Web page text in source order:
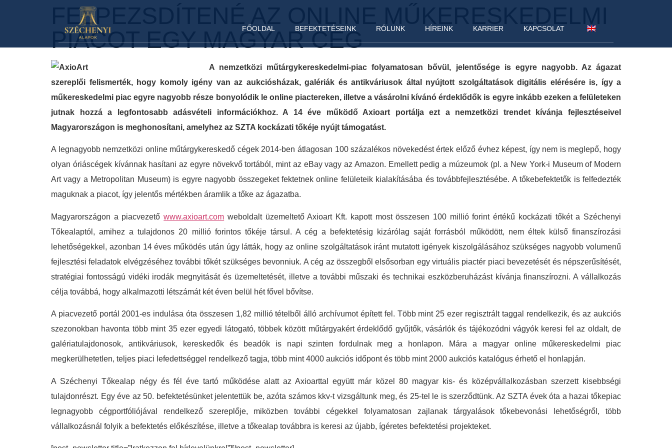
FŐOLDAL BEFEKTETÉSEINK RÓLUNK HÍREINK KARRIER KAPCSOLAT
FELPEZSDÍTENÉ AZ ONLINE MŰKERESKEDELMI
PIACOT EGY MAGYAR CÉG
A nemzetközi műtárgykereskedelmi-piac folyamatosan bővül, jelentősége is egyre nagyobb. Az ágazat
szereplői felismerték, hogy komoly igény van az aukciósházak, galériák és antikváriusok által nyújtott szolgáltatások digitális elérésére is, így a
műkereskedelmi piac egyre nagyobb része bonyolódik le online piactereken, illetve a vásárolni kívánó érdeklődők is egyre inkább ezeken a felületeken
jutnak hozzá a legfontosabb adásvételi információkhoz. A 14 éve működő Axioart portálja ezt a nemzetközi trendet kívánja fejlesztéseivel
Magyarországon is meghonosítani, amelyhez az SZTA kockázati tőkéje nyújt támogatást.
A legnagyobb nemzetközi online műtárgykereskedő cégek 2014-ben átlagosan 100 százalékos növekedést értek előző évhez képest, így nem is meglepő, hogy
olyan óriáscégek kívánnak hasítani az egyre növekvő tortából, mint az eBay vagy az Amazon. Emellett pedig a múzeumok (pl. a New York-i Museum of Modern
Art vagy a Metropolitan Museum) is egyre nagyobb összegeket fektetnek online felületeik kialakításába és továbbfejlesztésébe. A tőkebefektetők is felfedezték
maguknak a piacot, így jelentős mértékben áramlik a tőke az ágazatba.
Magyarországon a piacvezetőwww.axioart.com weboldalt üzemeltető Axioart Kft. kapott most összesen 100 millió forint értékű kockázati tőkét a Széchenyi
Tőkealaptól, amihez a tulajdonos 20 millió forintos tőkéje társul. A cég a befektetésig kizárólag saját forrásból működött, nem éltek külső finanszírozási
lehetőségekkel, azonban 14 éves működés után úgy látták, hogy az online szolgáltatások iránt mutatott igények kiszolgálásához szükséges nagyobb volumenű
fejlesztési feladatok elvégzéséhez további tőkét szükséges bevonniuk. A cég az összegből elsősorban egy virtuális piactér piaci bevezetését és népszerűsítését,
stratégiai fontosságú vidéki irodák megnyitását és üzemeltetését, illetve a további műszaki és technikai eszközberuházást kívánja finanszírozni. A vállalkozás
célja továbbá, hogy alkalmazotti létszámát két éven belül hét fővel bővítse.
A piacvezető portál 2001-es indulása óta összesen 1,82 millió tételből álló archívumot épített fel. Több mint 25 ezer regisztrált taggal rendelkezik, és az aukciós
szezonokban havonta több mint 35 ezer egyedi látogató, többek között műtárgyakért érdeklődő gyűjtők, vásárlók és tájékozódni vágyók keresi fel az oldalt, de
galériatulajdonosok, antikváriusok, kereskedők és beadók is napi szinten fordulnak meg a honlapon. Mára a magyar online műkereskedelmi piac
megkerülhetetlen, teljes piaci lefedettséggel rendelkező tagja, több mint 4000 aukciós időpont és több mint 2000 aukciós katalógus érhető el honlapján.
A Széchenyi Tőkealap négy és fél éve tartó működése alatt az Axioarttal együtt már közel 80 magyar kis- és középvállalkozásban szerzett kisebbségi
tulajdonrészt. Egy éve az 50. befektetésünket jelentettük be, azóta számos kkv-t vizsgáltunk meg, és 25-tel le is szerződtünk. Az SZTA évek óta a hazai tőkepiac
legnagyobb cégportfóliójával rendelkező szereplője, miközben további cégekkel folyamatosan zajlanak tárgyalások tőkebevonási lehetőségről, több
vállalkozásnál folyik a befektetés előkészítése, illetve a tőkealap továbbra is keresi az újabb, ígéretes befektetési projekteket.